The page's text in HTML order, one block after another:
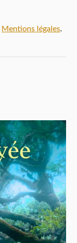
Mentions légales.